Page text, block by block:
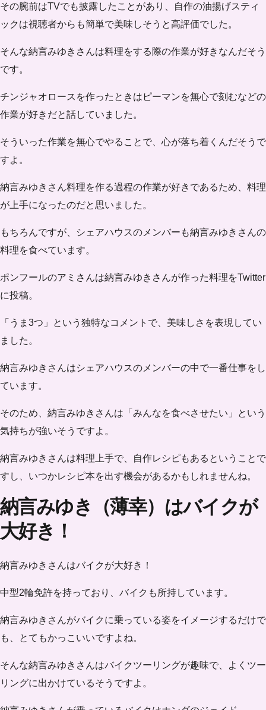
その腕前はTVでも披露したことがあり、自作の油揚げスティ
ック は視聴者からも簡単で美味しそうと高評価でした。
そんな納言みゆきさんは料理をする際の作業が好きなんだそう
です。
チンジャオロースを作ったときはピーマンを無心で刻むなどの
作業が好きだと話していました。
そういった作業を無心でやることで、心が落ち着くんだそうで
すよ。
納言みゆきさん料理を作る過程の作業が好きであるため、料理
が上手になったのだと思いました。
もちろんですが、シェアハウスのメンバーも納言みゆきさんの
料理を食べています。
ポンフールのアミさんは納言みゆきさんが作った料理をTwitter
に投稿。
「うま3つ」という独特なコメントで、美味しさを表現してい
ました。
納言みゆきさんはシェアハウスのメンバーの中で一番仕事をし
ています。
そのため、納言みゆきさんは 「みんなを食べさせたい」
という
気持ちが強いそうですよ。
納言みゆきさんは料理上手で、自作レシピもあるということで
すし、いつかレシピ本を出す機会があるかもしれませんね。
納言みゆき（薄幸）はバイクが
大好き！
納言みゆきさんはバイクが大好き！
中型2輪免許を持っており、バイクも所持しています。
納言みゆきさんがバイクに乗っている姿をイメージするだけで
も、とてもかっこいいですよね。
そんな納言みゆきさんはバイクツーリングが趣味で、よくツー
リングに出かけているそうですよ。